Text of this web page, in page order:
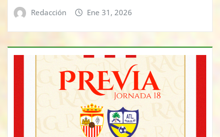
Redacción Ene 31, 2026